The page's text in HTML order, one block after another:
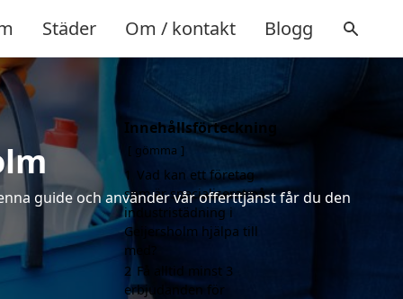
Städer Om / kontakt Blogg
guide och använder vår offerttjänst får du den
Innehållsförteckning
gömma
1 Vad kan ett företag
som är specialiserat på
industristädning i
Geijersholm hjälpa till
med?
2 Få alltid minst 3
erbjudanden för